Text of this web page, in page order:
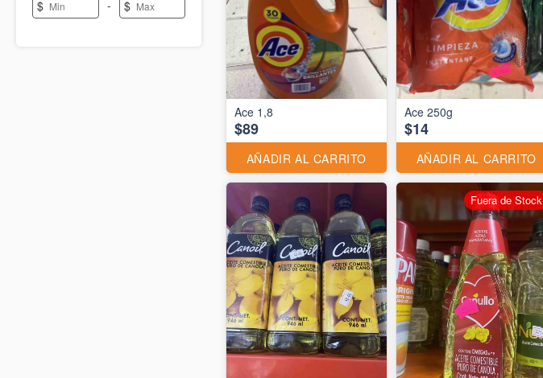
$ - $
Ace 1,8
$89
AÑADIR AL CARRITO
Ace 250g
$14
AÑADIR AL CARRITO
Fuera de Stock